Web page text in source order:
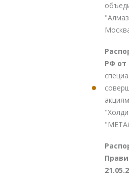
РФ от